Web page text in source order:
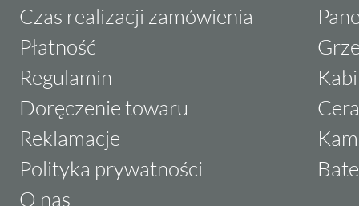
Czas realizacji zamówienia
Płatność
Regulamin
Doręczenie towaru
Reklamacje
Polityka prywatności
O nas